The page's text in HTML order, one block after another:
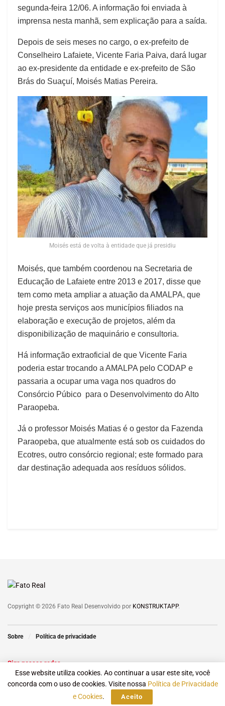
segunda-feira 12/06. A informação foi enviada à
imprensa nesta manhã, sem explicação para a saída.
Depois de seis meses no cargo, o ex-prefeito de
Conselheiro Lafaiete, Vicente Faria Paiva, dará lugar
ao ex-presidente da entidade e ex-prefeito de São
Brás do Suaçuí, Moisés Matias Pereira.
Moisés está de volta à entidade que já presidiu
Moisés, que também coordenou na Secretaria de
Educação de Lafaiete entre 2013 e 2017, disse que
tem como meta ampliar a atuação da AMALPA, que
hoje presta serviços aos municípios filiados na
elaboração e execução de projetos, além da
disponibilização de maquinário e consultoria.
Há informação extraoficial de que Vicente Faria
poderia estar trocando a AMALPA pelo CODAP e
passaria a ocupar uma vaga nos quadros do
Consórcio Púbico para o Desenvolvimento do Alto
Paraopeba.
Já o professor Moisés Matias é o gestor da Fazenda
Paraopeba, que atualmente está sob os cuidados do
Ecotres, outro consórcio regional; este formado para
dar destinação adequada aos resíduos sólidos.
Copyright © 2026 Fato Real Desenvolvido por KONSTRUKTAPP.
Sobre Política de privacidade
Siga nossas redes
Esse website utiliza cookies. Ao continuar a usar este site, você
concorda com o uso de cookies. Visite nossa Política de Privacidade
e Cookies. Aceito